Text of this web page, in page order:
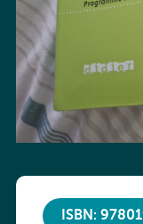
ISBN: